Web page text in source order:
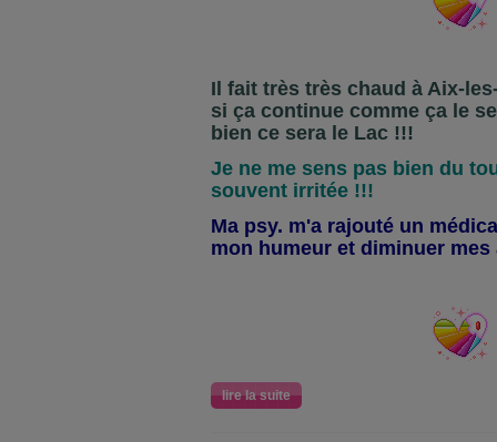
Il fait très très chaud à Aix-
si ça continue comme ça le
bien ce sera le Lac !!!
Je ne me sens pas bien du
souvent irritée !!!
Ma psy. m'a rajouté un
mon humeur et diminuer
lire la suite